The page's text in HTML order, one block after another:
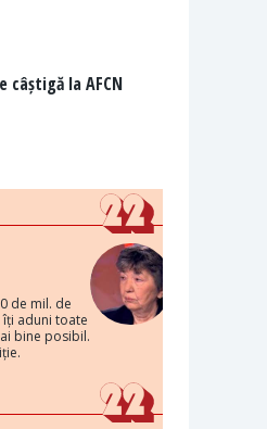
câștigă la AFCN
de mil. de
aduni toate
bine posibil.